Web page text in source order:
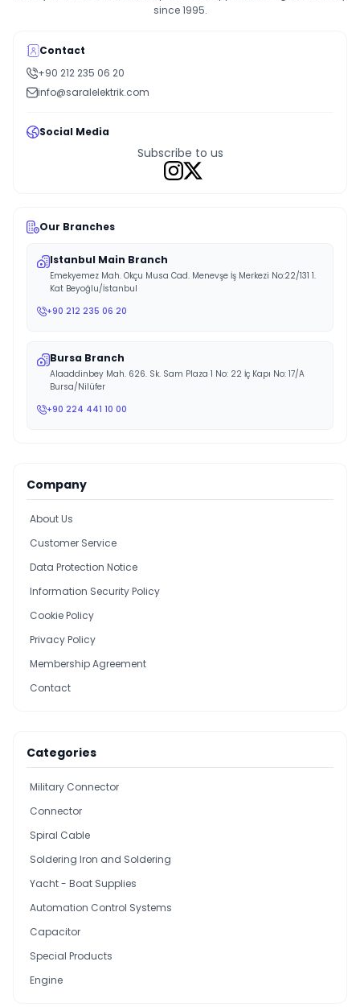
since 1995.
Contact
+90 212 235 06 20
info@saralelektrik.com
Social Media
Subscribe to us
Our Branches
Istanbul Main Branch
Emekyemez Mah. Okçu Musa Cad. Menevşe İş Merkezi No:22/131 1.
Kat Beyoğlu/İstanbul
+90 212 235 06 20
Bursa Branch
Alaaddinbey Mah. 626. Sk. Sam Plaza 1 No: 22 İç Kapı No: 17/A
Bursa/Nilüfer
+90 224 441 10 00
Company
About Us
Customer Service
Data Protection Notice
Information Security Policy
Cookie Policy
Privacy Policy
Membership Agreement
Contact
Categories
Military Connector
Connector
Spiral Cable
Soldering Iron and Soldering
Yacht - Boat Supplies
Automation Control Systems
Capacitor
Special Products
Engine